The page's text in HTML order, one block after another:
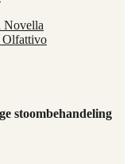
Novella
Olfattivo
stoombehandeling